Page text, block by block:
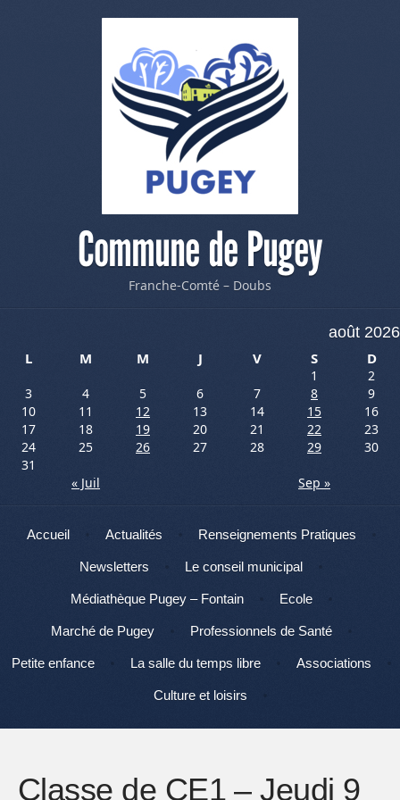
Commune de Pugey
Franche-Comté – Doubs
août 2026
L
M M J V S D
1
2
3
4 5 6 7 8
9
10
11 12 13 14 15
16
17
18 19 20 21 22
23
24
25 26 27 28 29
30
31
« Juil
Sep »
Menu
Aller au contenu
Accueil Actualités Renseignements Pratiques
Newsletters Le conseil municipal
Médiathèque Pugey – Fontain Ecole
Marché de Pugey Professionnels de Santé
Petite enfance La salle du temps libre Associations
Culture et loisirs
Classe de CE1 – Jeudi 9